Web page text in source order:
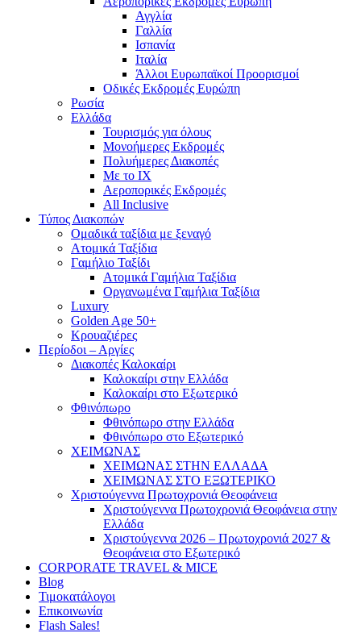
Αγγλία
Γαλλία
Ισπανία
Ιταλία
Άλλοι Ευρωπαϊκοί Προορισμοί
Οδικές Εκδρομές Ευρώπη
Ρωσία
Ελλάδα
Τουρισμός για όλους
Mονοήμερες Εκδρομές
Πολυήμερες Διακοπές
Με το ΙΧ
Αεροπορικές Εκδρομές
All Inclusive
Τύπος Διακοπών
Ομαδικά ταξίδια με ξεναγό
Ατομικά Ταξίδια
Γαμήλιο Ταξίδι
Ατομικά Γαμήλια Ταξίδια
Οργανωμένα Γαμήλια Ταξίδια
Luxury
Golden Age 50+
Κρουαζιέρες
Περίοδοι – Αργίες
Διακοπές Καλοκαίρι
Καλοκαίρι στην Ελλάδα
Καλοκαίρι στο Εξωτερικό
Φθινόπωρο
Φθινόπωρο στην Ελλάδα
Φθινόπωρο στο Εξωτερικό
ΧΕΙΜΩΝΑΣ
ΧΕΙΜΩΝΑΣ ΣΤΗΝ ΕΛΛΑΔΑ
ΧΕΙΜΩΝΑΣ ΣΤΟ ΕΞΩΤΕΡΙΚΟ
Χριστούγεννα Πρωτοχρονιά Θεοφάνεια
Χριστούγεννα Πρωτοχρονιά Θεοφάνεια στην
Ελλάδα
Χριστούγεννα 2026 – Πρωτοχρονιά 2027 &
Θεοφάνεια στο Εξωτερικό
CORPORATE TRAVEL & MICE
Blog
Τιμοκατάλογοι
Επικοινωνία
Flash Sales!